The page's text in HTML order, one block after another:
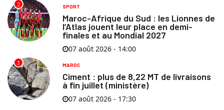
2 SPORT
Maroc-Afrique du Sud : les Lionnes de
l’Atlas jouent leur place en demi-
finales et au Mondial 2027
07 août 2026 - 14:00
3 MAROC
Ciment : plus de 8,22 MT de livraisons
à fin juillet (ministère)
07 août 2026 - 17:30